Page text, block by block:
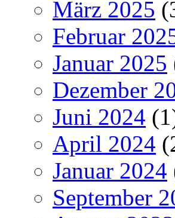
März 2025
Februar
Januar 2025
Dezember
Juni 2024
April 2024
Januar 2024
September